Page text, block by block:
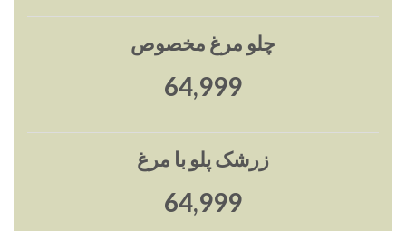
چلو مرغ مخصوص
65,000
زرشک پلو با مرغ
65,000